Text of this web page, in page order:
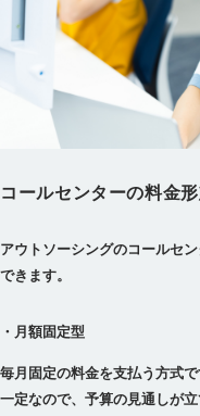
コールセンターの料金形
アウトソーシングのコールセ
できます。
・月額固定型
毎月固定の料金を支払う方式
一定なので、予算の見通しが